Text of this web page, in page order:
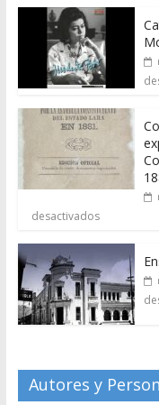
desactivados
Autores y